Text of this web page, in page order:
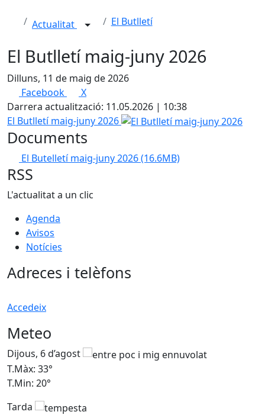
Actualitat El Butlletí
El Butlletí maig-juny 2026
Dilluns, 11 de maig de 2026
Facebook
X
Darrera actualització: 11.05.2026 | 10:38
El Butlletí maig-juny 2026
Documents
El Butelletí maig-juny 2026(16.6MB)
RSS
L'actualitat a un clic
Agenda
Avisos
Notícies
Adreces i telèfons
Accedeix
Meteo
Dijous, 6 d’agost
T.Màx: 33°
T.Min: 20°
Tarda